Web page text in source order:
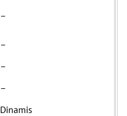
–
–
–
–
Dinamis